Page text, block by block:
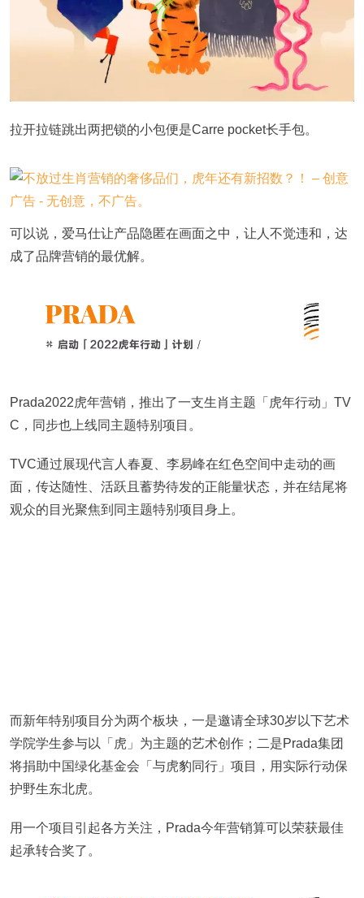
拉开拉链跳出两把锁的小包便是Carre pocket长手包。
可以说，爱马仕让产品隐匿在画面之中，让人不觉违和，达
成了品牌营销的最优解。
Prada2022虎年营销，推出了一支生肖主题「虎年行动」TV
C，同步也上线同主题特别项目。
TVC通过展现代言人春夏、李易峰在红色空间中走动的画
面，传达随性、活跃且蓄势待发的正能量状态，并在结尾将
观众的目光聚焦到同主题特别项目身上。
而新年特别项目分为两个板块，一是邀请全球30岁以下艺术
学院学生参与以「虎」为主题的艺术创作；二是Prada集团
将捐助中国绿化基金会「与虎豹同行」项目，用实际行动保
护野生东北虎。
用一个项目引起各方关注，Prada今年营销算可以荣获最佳
起承转合奖了。